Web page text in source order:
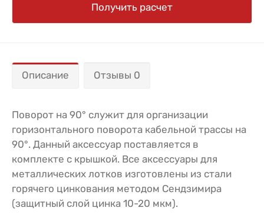
Получить расчет
Описание Отзывы 0
Поворот на 90° служит для организации
горизонтального поворота кабельной трассы на
90°. Данный аксессуар поставляется в
комплекте с крышкой. Все аксессуары для
металлических лотков изготовлены из стали
горячего цинкования методом Сендзимира
(защитный слой цинка 10-20 мкм).